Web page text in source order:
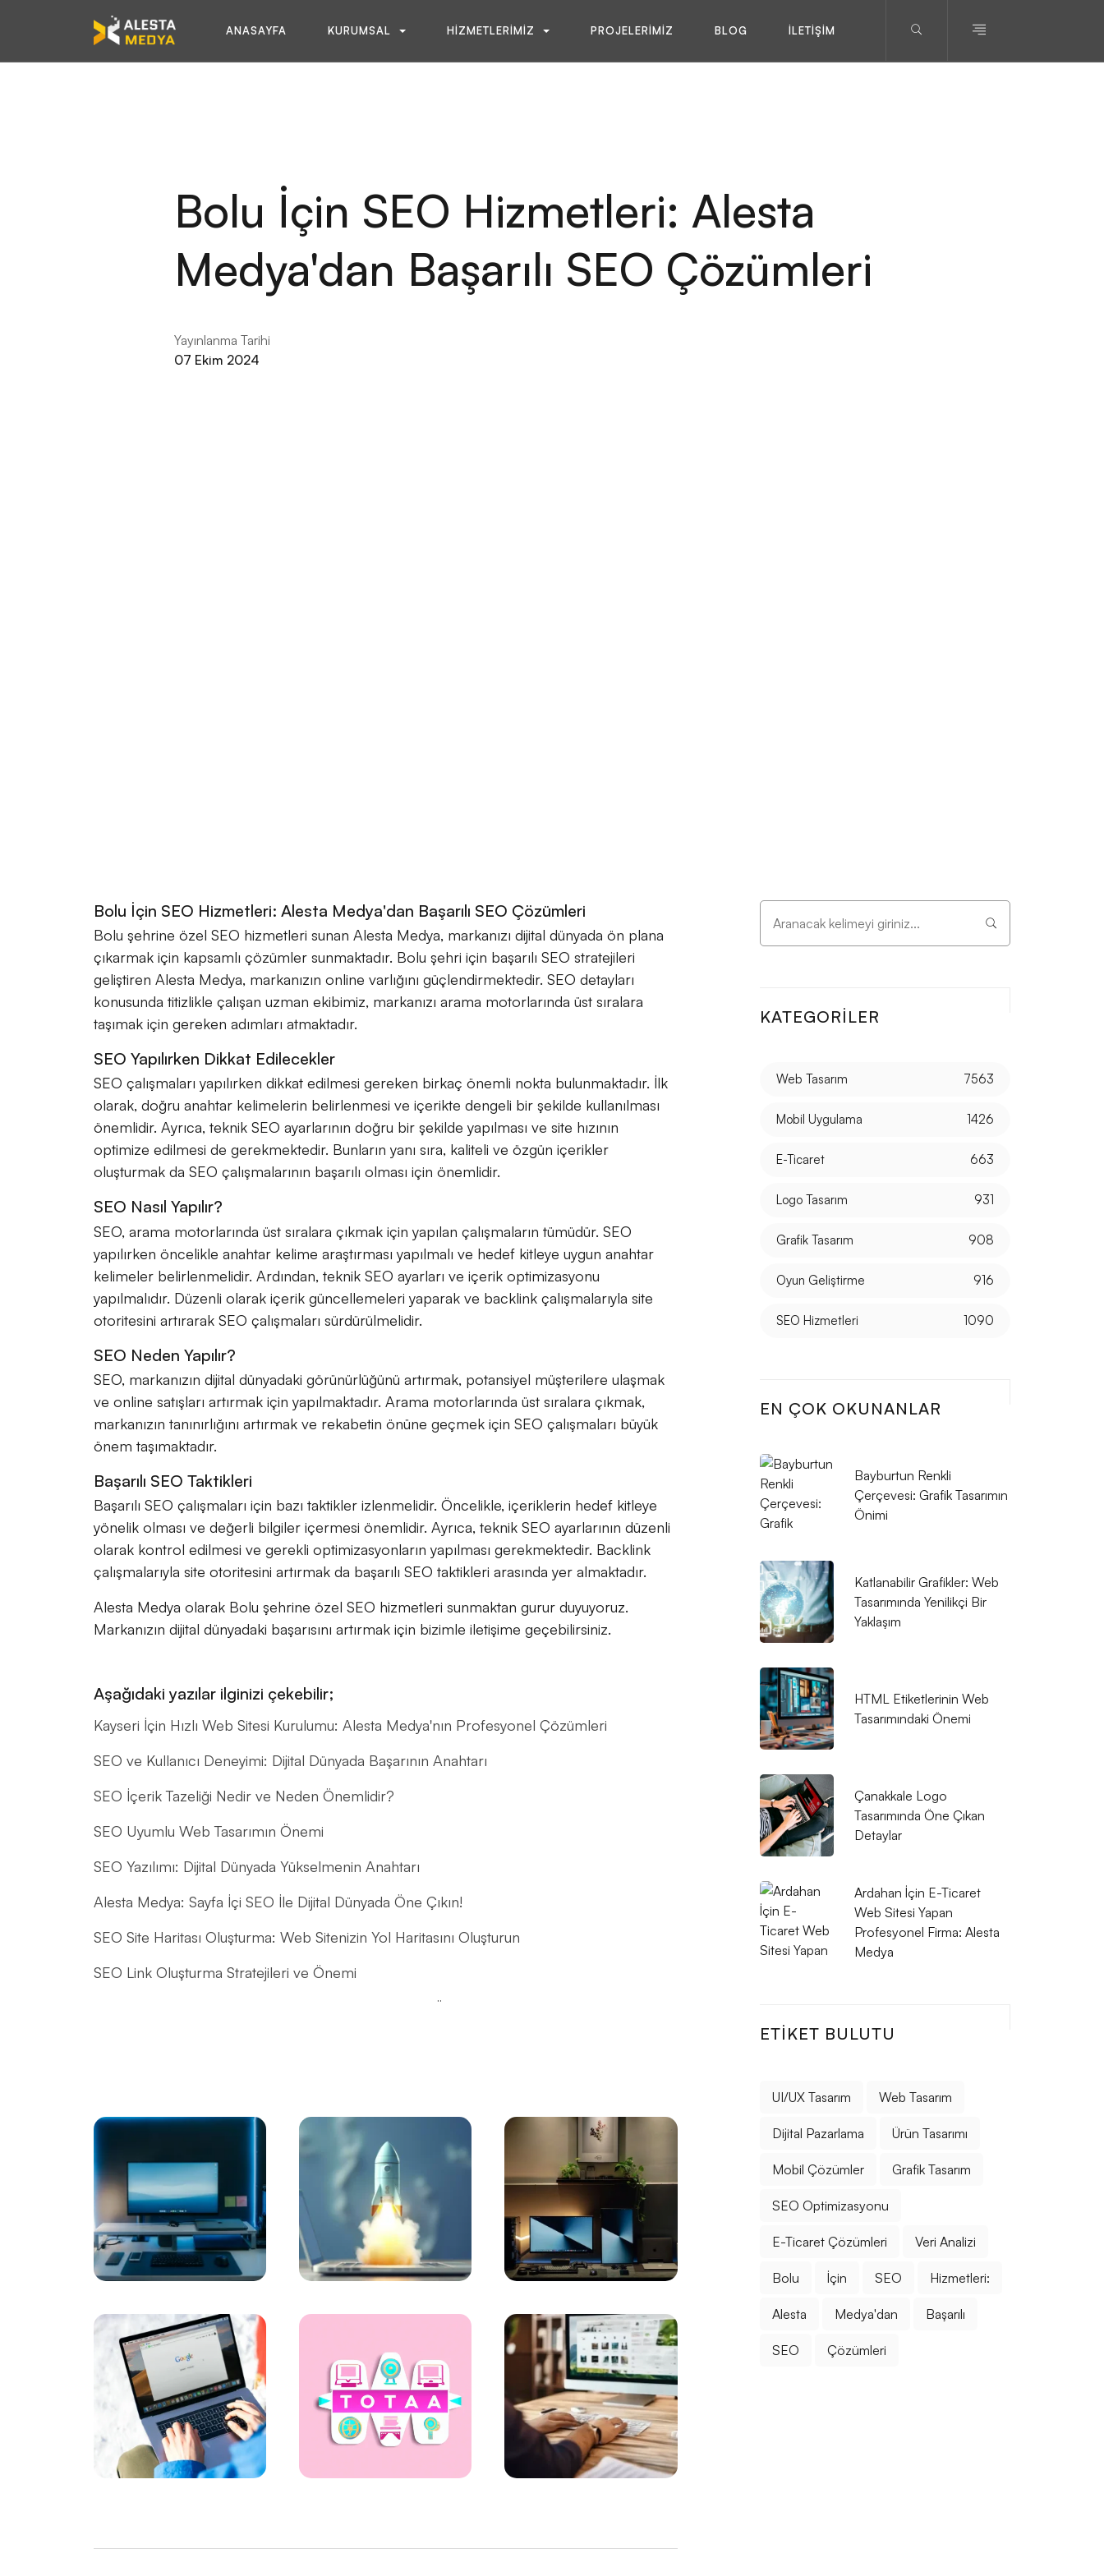
ANASAYFA KURUMSAL HIZMETLERIMIZ PROJELERIMIZ BLOG İLETIŞIM
Bolu İçin SEO Hizmetleri: Alesta
Medya'dan Başarılı SEO Çözümleri
Yayınlanma Tarihi
07 Ekim 2024
Bolu İçin SEO Hizmetleri: Alesta Medya'dan Başarılı SEO Çözümleri
Bolu şehrine özel SEO hizmetleri sunan Alesta Medya, markanızı dijital dünyada ön plana
çıkarmak için kapsamlı çözümler sunmaktadır. Bolu şehri için başarılı SEO stratejileri
geliştiren Alesta Medya, markanızın online varlığını güçlendirmektedir. SEO detayları
konusunda titizlikle çalışan uzman ekibimiz, markanızı arama motorlarında üst sıralara
taşımak için gereken adımları atmaktadır.
SEO Yapılırken Dikkat Edilecekler
SEO çalışmaları yapılırken dikkat edilmesi gereken birkaç önemli nokta bulunmaktadır. İlk
olarak, doğru anahtar kelimelerin belirlenmesi ve içerikte dengeli bir şekilde kullanılması
önemlidir. Ayrıca, teknik SEO ayarlarının doğru bir şekilde yapılması ve site hızının
optimize edilmesi de gerekmektedir. Bunların yanı sıra, kaliteli ve özgün içerikler
oluşturmak da SEO çalışmalarının başarılı olması için önemlidir.
SEO Nasıl Yapılır?
SEO, arama motorlarında üst sıralara çıkmak için yapılan çalışmaların tümüdür. SEO
yapılırken öncelikle anahtar kelime araştırması yapılmalı ve hedef kitleye uygun anahtar
kelimeler belirlenmelidir. Ardından, teknik SEO ayarları ve içerik optimizasyonu
yapılmalıdır. Düzenli olarak içerik güncellemeleri yaparak ve backlink çalışmalarıyla site
otoritesini artırarak SEO çalışmaları sürdürülmelidir.
SEO Neden Yapılır?
SEO, markanızın dijital dünyadaki görünürlüğünü artırmak, potansiyel müşterilere ulaşmak
ve online satışları artırmak için yapılmaktadır. Arama motorlarında üst sıralara çıkmak,
markanızın tanınırlığını artırmak ve rekabetin önüne geçmek için SEO çalışmaları büyük
önem taşımaktadır.
Başarılı SEO Taktikleri
Başarılı SEO çalışmaları için bazı taktikler izlenmelidir. Öncelikle, içeriklerin hedef kitleye
yönelik olması ve değerli bilgiler içermesi önemlidir. Ayrıca, teknik SEO ayarlarının düzenli
olarak kontrol edilmesi ve gerekli optimizasyonların yapılması gerekmektedir. Backlink
çalışmalarıyla site otoritesini artırmak da başarılı SEO taktikleri arasında yer almaktadır.
Alesta Medya olarak Bolu şehrine özel SEO hizmetleri sunmaktan gurur duyuyoruz.
Markanızın dijital dünyadaki başarısını artırmak için bizimle iletişime geçebilirsiniz.
Aşağıdaki yazılar ilginizi çekebilir;
Kayseri İçin Hızlı Web Sitesi Kurulumu: Alesta Medya'nın Profesyonel Çözümleri
SEO ve Kullanıcı Deneyimi: Dijital Dünyada Başarının Anahtarı
SEO İçerik Tazeliği Nedir ve Neden Önemlidir?
SEO Uyumlu Web Tasarımın Önemi
SEO Yazılımı: Dijital Dünyada Yükselmenin Anahtarı
Alesta Medya: Sayfa İçi SEO İle Dijital Dünyada Öne Çıkın!
SEO Site Haritası Oluşturma: Web Sitenizin Yol Haritasını Oluşturun
SEO Link Oluşturma Stratejileri ve Önemi
SEO Meta Açıklama Optimizasyonu Nedir ve Neden Önemlidir?
SEO ve Sosyal Medya Entegrasyonu: Dijital Dünyada Markanızı Yükseltin
SEO Uyumlu Web Tasarımında Dikkat Edilmesi Gerekenler
SEO Anahtar Kelime Optimizasyonu Nedir?
SEO Toplulukları: Dijital Pazarlama Dünyasında Bir Adım Önde Olmanın Anahtarı
SEO Başarı Hikayeleri: Web Tasarım
SEO Kontrol Listesi: Web Tasarımında Dikkat Edilmesi Gerekenler
SEO Sıralama İyileştirme: Dijital Dünyada Öne Çıkmak İçin 10 Etkili Yol
Kayseri'de Dijital Dönüşüm: Alesta Medya'nın Profesyonel Çözümleri
SEO Dönüşüm Hedefleri ve Web Tasarım
SEO Dönüşüm Oranı Optimizasyonu: Dijital Pazarlama Stratejilerindeki Önemi
KATEGORILER
Web Tasarım 7563
Mobil Uygulama 1426
E-Ticaret 663
Logo Tasarım 931
Grafik Tasarım 908
Oyun Geliştirme 916
SEO Hizmetleri 1090
EN ÇOK OKUNANLAR
Bayburtun Renkli
Çerçevesi: Grafik Tasarımın
Önimi
Katlanabilir Grafikler: Web
Tasarımında Yenilikçi Bir
Yaklaşım
HTML Etiketlerinin Web
Tasarımındaki Önemi
Çanakkale Logo
Tasarımında Öne Çıkan
Detaylar
Ardahan İçin E-Ticaret
Web Sitesi Yapan
Profesyonel Firma: Alesta
Medya
ETIKET BULUTU
UI/UX Tasarım Web Tasarım
Dijital Pazarlama Ürün Tasarımı
Mobil Çözümler Grafik Tasarım
SEO Optimizasyonu
E-Ticaret Çözümleri Veri Analizi
Bolu İçin SEO Hizmetleri:
Alesta Medya'dan Başarılı
SEO Çözümleri